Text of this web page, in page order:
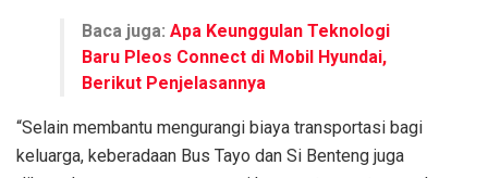
Baca juga: Apa Keunggulan Teknologi
Baru Pleos Connect di Mobil Hyundai,
Berikut Penjelasannya
“Selain membantu mengurangi biaya transportasi bagi
keluarga, keberadaan Bus Tayo dan Si Benteng juga